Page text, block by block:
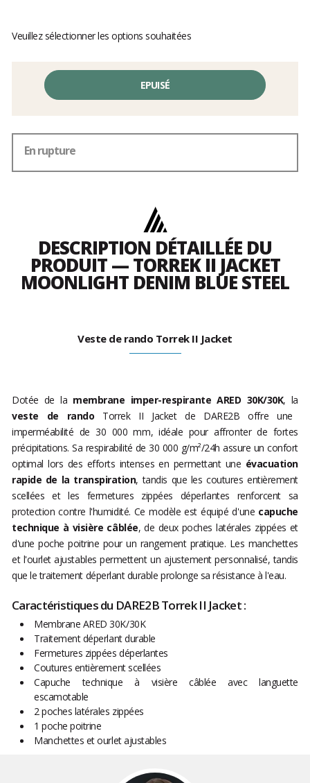
Veuillez sélectionner les options souhaitées
EPUISÉ
En rupture
DESCRIPTION DÉTAILLÉE DU
PRODUIT — TORREK II JACKET
MOONLIGHT DENIM BLUE STEEL
Veste de rando Torrek II Jacket
Dotée de la membrane imper-respirante ARED 30K/30K, la
veste de rando Torrek II Jacket de DARE2B offre une
imperméabilité de 30 000 mm, idéale pour affronter de fortes
précipitations. Sa respirabilité de 30 000 g/m²/24h assure un confort
optimal lors des efforts intenses en permettant une évacuation
rapide de la transpiration, tandis que les coutures entièrement
scellées et les fermetures zippées déperlantes renforcent sa
protection contre l'humidité. Ce modèle est équipé d'une capuche
technique à visière câblée, de deux poches latérales zippées et
d'une poche poitrine pour un rangement pratique. Les manchettes
et l'ourlet ajustables permettent un ajustement personnalisé, tandis
que le traitement déperlant durable prolonge sa résistance à l'eau.
Caractéristiques du DARE2B Torrek II Jacket :
Membrane ARED 30K/30K
Traitement déperlant durable
Fermetures zippées déperlantes
Coutures entièrement scellées
Capuche technique à visière câblée avec languette
escamotable
2 poches latérales zippées
1 poche poitrine
Manchettes et ourlet ajustables